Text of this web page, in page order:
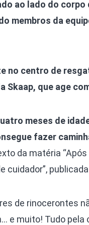
ao lado do corpo
membros da
no centro de
Skaap, que age
meses de
fazer
da matéria
cuidador”,
de rinocerontes
e muito! Tudo pela